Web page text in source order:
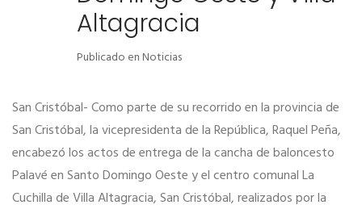
Altagracia
Publicado enNoticias
San Cristóbal- Como parte de su recorrido en la provincia de
San Cristóbal, la vicepresidenta de la República, Raquel Peña,
encabezó los actos de entrega de la cancha de baloncesto
Palavé en Santo Domingo Oeste y el centro comunal La
Cuchilla de Villa Altagracia, San Cristóbal, realizados por la